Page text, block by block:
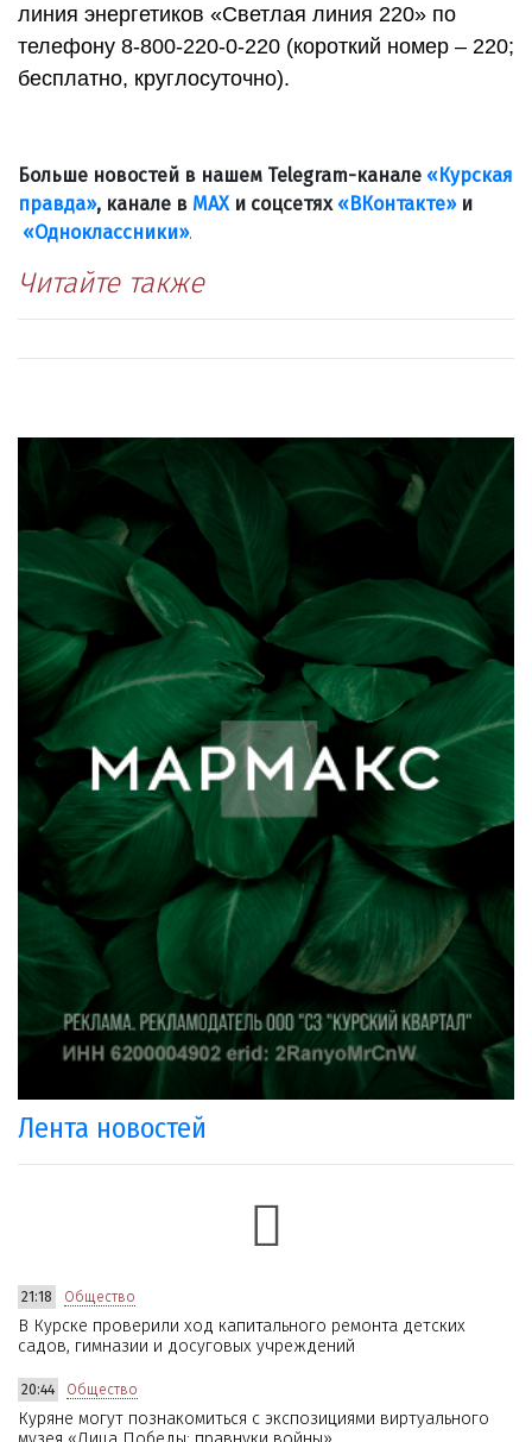
линия энергетиков «Светлая линия 220» по
телефону 8-800-220-0-220 (короткий номер – 220;
бесплатно, круглосуточно).
Больше новостей в нашем Telegram-канале «Курская
правда», канале в МАХи соцсетях «ВКонтакте»и
«Одноклассники».
Читайте также
Лента новостей
21:18 Общество
В Курске проверили ход капитального ремонта детских
садов, гимназии и досуговых учреждений
20:44 Общество
Куряне могут познакомиться с экспозициями виртуального